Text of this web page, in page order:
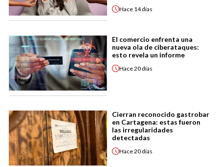
Hace 14 días
El comercio enfrenta una
nueva ola de ciberataques:
esto revela un informe
Hace20 días
Cierran reconocido gastrobar
en Cartagena: estas fueron
las irregularidades
detectadas
Hace20 días